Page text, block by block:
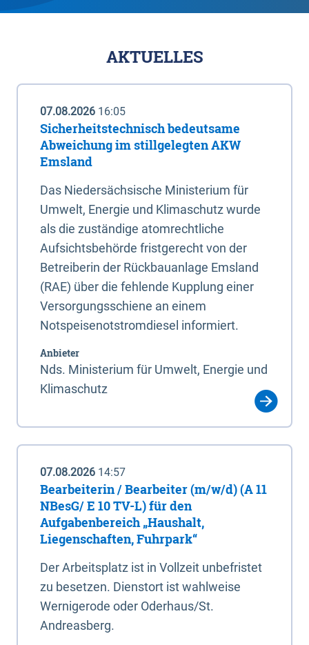
AKTUELLES
07.08.2026 16:05
Sicherheitstechnisch bedeutsame
Abweichung im stillgelegten AKW
Emsland
Das Niedersächsische Ministerium für
Umwelt, Energie und Klimaschutz wurde
als die zuständige atomrechtliche
Aufsichtsbehörde fristgerecht von der
Betreiberin der Rückbauanlage Emsland
(RAE) über die fehlende Kupplung einer
Versorgungsschiene an einem
Notspeisenotstromdiesel informiert.
Anbieter
Nds. Ministerium für Umwelt, Energie und
Klimaschutz
07.08.2026 14:57
Bearbeiterin / Bearbeiter (m/w/d) (A 11
NBesG/ E 10 TV-L) für den
Aufgabenbereich „Haushalt,
Liegenschaften, Fuhrpark“
Der Arbeitsplatz ist in Vollzeit unbefristet
zu besetzen. Dienstort ist wahlweise
Wernigerode oder Oderhaus/St.
Andreasberg.